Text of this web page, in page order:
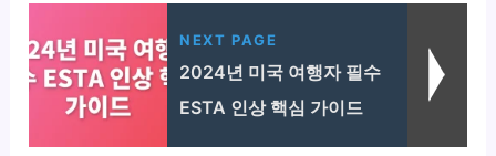
NEXT PAGE
2024년 미국 여행자 필수
ESTA 인상 핵심 가이드